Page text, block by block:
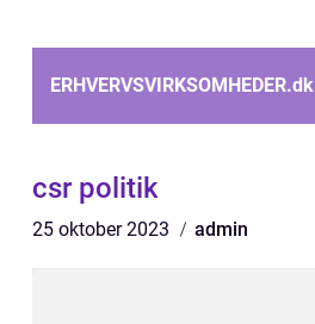
ERHVERVSVIRKSOMHEDER.dk
csr politik
25 oktober 2023 admin